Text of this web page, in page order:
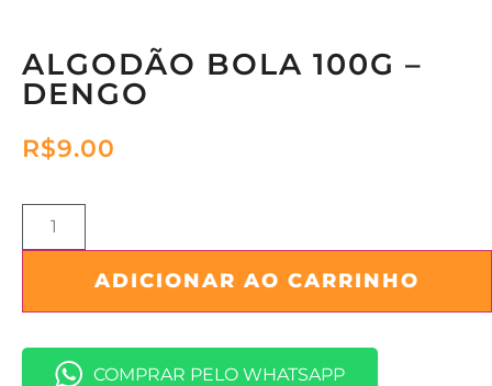
ALGODÃO BOLA 100G –
DENGO
R$9.00
ADICIONAR AO CARRINHO
COMPRAR PELO WHATSAPP